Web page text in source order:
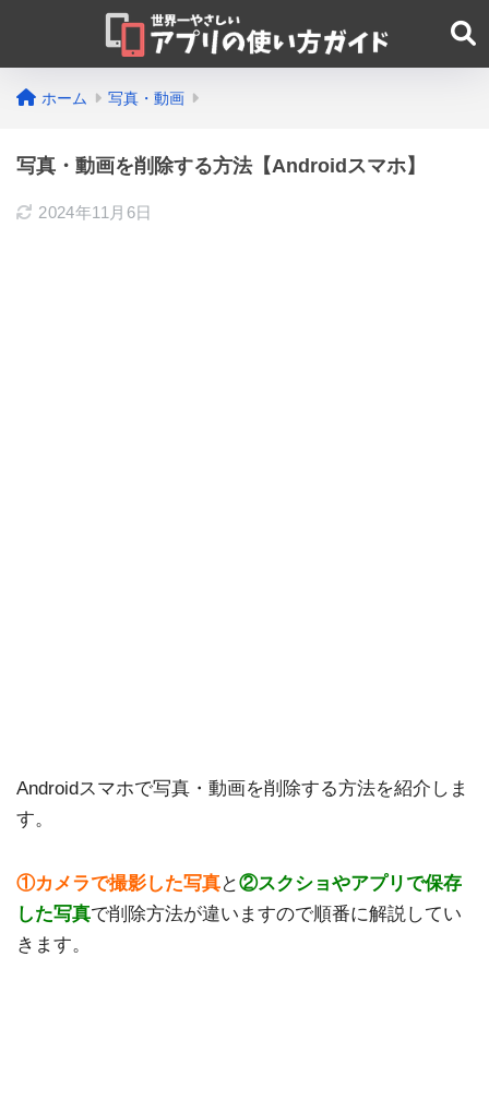
ホーム 写真・動画
写真・動画を削除する方法【Androidスマホ】
2024年11月6日
Androidスマホで写真・動画を削除する方法を紹介しま
す。
①カメラで撮影した写真と②スクショやアプリで保存
した写真で削除方法が違いますので順番に解説してい
きます。